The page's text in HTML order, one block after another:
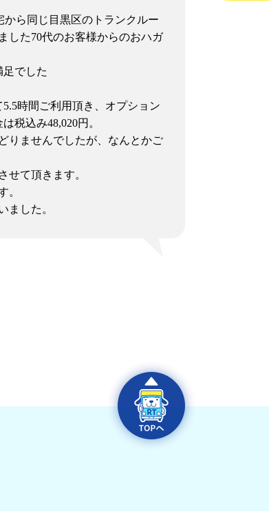
から同じ目黒区のトランクルー
した70代のお客様からのおハガ
足でした
時間ご利用頂き、オプション
税込み48,020円。
りませんでしたが、なんとかご
せて頂きます。
。
ました。